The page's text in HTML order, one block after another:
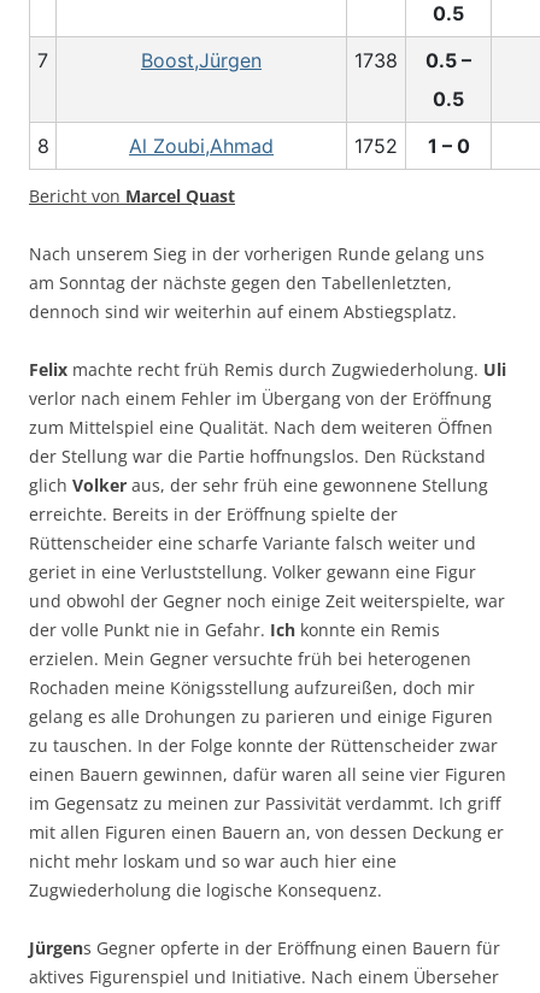
0.5
7
Boost,Jürgen 1738
0.5 –
0.5
8
Al Zoubi,Ahmad 1752 1 – 0
Bericht von Marcel Quast
Nach unserem Sieg in der vorherigen Runde gelang uns
am Sonntag der nächste gegen den Tabellenletzten,
dennoch sind wir weiterhin auf einem Abstiegsplatz.
Felix machte recht früh Remis durch Zugwiederholung. Uli
verlor nach einem Fehler im Übergang von der Eröffnung
zum Mittelspiel eine Qualität. Nach dem weiteren Öffnen
der Stellung war die Partie hoffnungslos. Den Rückstand
glich Volker aus, der sehr früh eine gewonnene Stellung
erreichte. Bereits in der Eröffnung spielte der
Rüttenscheider eine scharfe Variante falsch weiter und
geriet in eine Verluststellung. Volker gewann eine Figur
und obwohl der Gegner noch einige Zeit weiterspielte, war
der volle Punkt nie in Gefahr. Ich konnte ein Remis
erzielen. Mein Gegner versuchte früh bei heterogenen
Rochaden meine Königsstellung aufzureißen, doch mir
gelang es alle Drohungen zu parieren und einige Figuren
zu tauschen. In der Folge konnte der Rüttenscheider zwar
einen Bauern gewinnen, dafür waren all seine vier Figuren
im Gegensatz zu meinen zur Passivität verdammt. Ich griff
mit allen Figuren einen Bauern an, von dessen Deckung er
nicht mehr loskam und so war auch hier eine
Zugwiederholung die logische Konsequenz.
Jürgens Gegner opferte in der Eröffnung einen Bauern für
aktives Figurenspiel und Initiative. Nach einem Überseher